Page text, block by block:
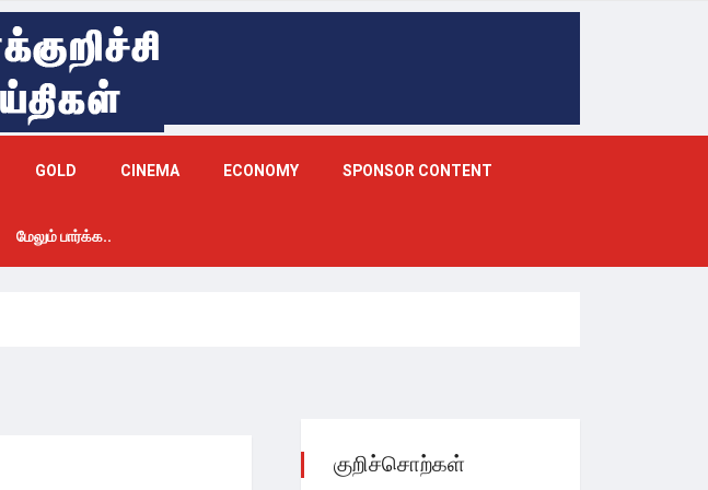
GOLD CINEMA ECONOMY SPONSOR CONTENT
மேலும் பார்க்க..
குறிச்சொற்கள்